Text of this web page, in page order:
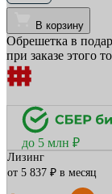
В корзину
Обрешетка в
при заказе этого
до 5 млн ₽
Лизинг
от 5 837 ₽ в месяц